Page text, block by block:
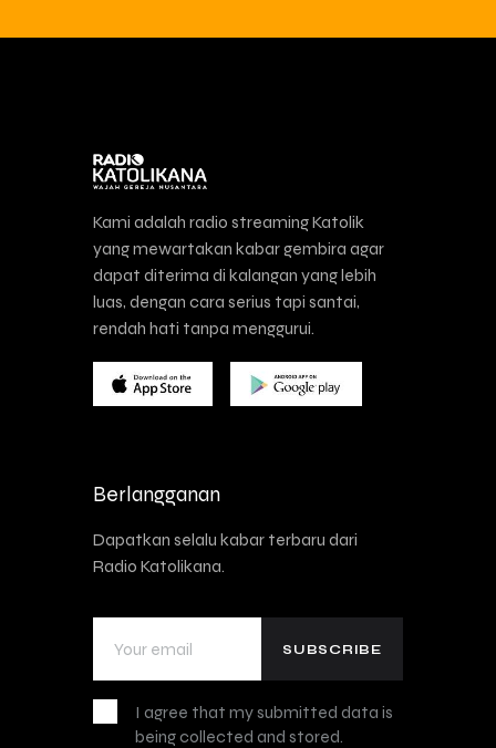
Kami adalah radio streaming Katolik
yang mewartakan kabar gembira agar
dapat diterima di kalangan yang lebih
luas, dengan cara serius tapi santai,
rendah hati tanpa menggurui.
Berlangganan
Dapatkan selalu kabar terbaru dari
Radio Katolikana.
I agree that my submitted data is
being collected and stored.